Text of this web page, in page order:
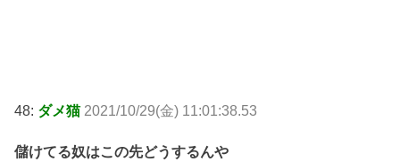
48: ダメ猫 2021/10/29(金) 11:01:38.53
儲けてる奴はこの先どうするんや